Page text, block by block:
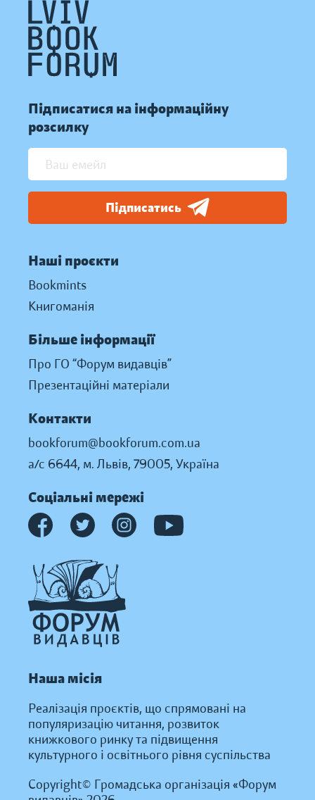
Підписатися на інформаційну
розсилку
Підписатись
Наші проєкти
Bookmints
Книгоманія
Більше інформації
Про ГО “Форум видавців”
Презентаційні матеріали
Контакти
bookforum@bookforum.com.ua
а/с 6644, м. Львів, 79005, Україна
Соціальні мережі
Наша місія
Реалізація проєктів, що спрямовані на
популяризацію читання, розвиток
книжкового ринку та підвищення
культурного і освітнього рівня суспільства
Copyright© Громадська організація «Форум